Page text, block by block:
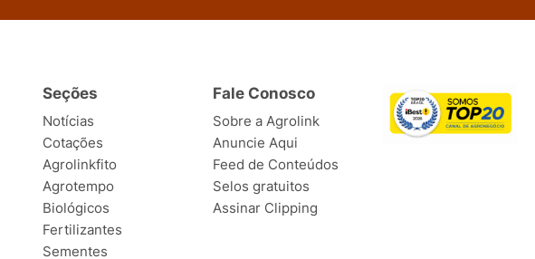
Seções
Notícias
Cotações
Agrolinkfito
Agrotempo
Biológicos
Fertilizantes
Sementes
Fale Conosco
Sobre a Agrolink
Anuncie Aqui
Feed de Conteúdos
Selos gratuitos
Assinar Clipping